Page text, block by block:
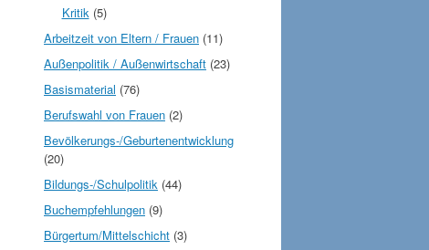
Kritik(5)
Arbeitzeit von Eltern / Frauen (11)
Außenpolitik / Außenwirtschaft (23)
Basismaterial (76)
Berufswahl von Frauen (2)
Bevölkerungs-/Geburtenentwicklung
(20)
Bildungs-/Schulpolitik (44)
Buchempfehlungen (9)
Bürgertum/Mittelschicht (3)